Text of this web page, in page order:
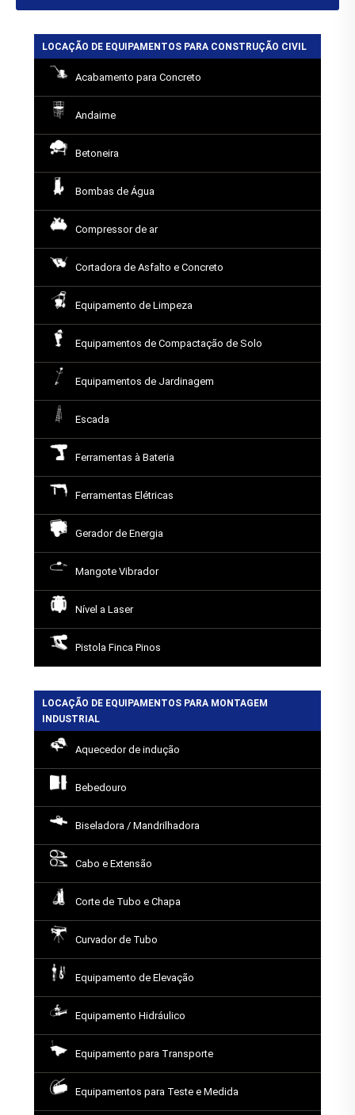
LOCAÇÃO DE EQUIPAMENTOS PARA CONSTRUÇÃO CIVIL
Acabamento para Concreto
Andaime
Betoneira
Bombas de Água
Compressor de ar
Cortadora de Asfalto e Concreto
Equipamento de Limpeza
Equipamentos de Compactação de Solo
Equipamentos de Jardinagem
Escada
Ferramentas à Bateria
Ferramentas Elétricas
Gerador de Energia
Mangote Vibrador
Nível a Laser
Pistola Finca Pinos
LOCAÇÃO DE EQUIPAMENTOS PARA MONTAGEM
INDUSTRIAL
Aquecedor de indução
Bebedouro
Biseladora / Mandrilhadora
Cabo e Extensão
Corte de Tubo e Chapa
Curvador de Tubo
Equipamento de Elevação
Equipamento Hidráulico
Equipamento para Transporte
Equipamentos para Teste e Medida